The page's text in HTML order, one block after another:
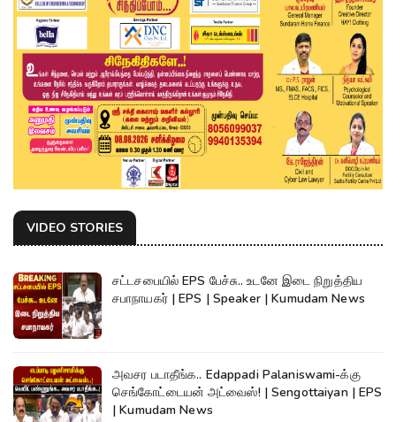
VIDEO STORIES
சட்டசபையில் EPS பேச்சு.. உடனே இடை நிறுத்திய
சபாநாயகர் | EPS | Speaker | Kumudam News
அவசர படாதீங்க.. Edappadi Palaniswami-க்கு
செங்கோட்டையன் அட்வைஸ்! | Sengottaiyan | EPS
| Kumudam News